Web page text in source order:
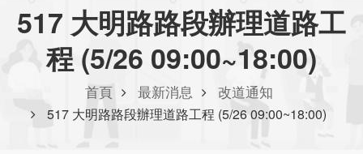
517 大明路路段辦理道路工
程 (5/26 09:00~18:00)
首頁 最新消息 改道通知
517 大明路路段辦理道路工程 (5/26 09:00~18:00)